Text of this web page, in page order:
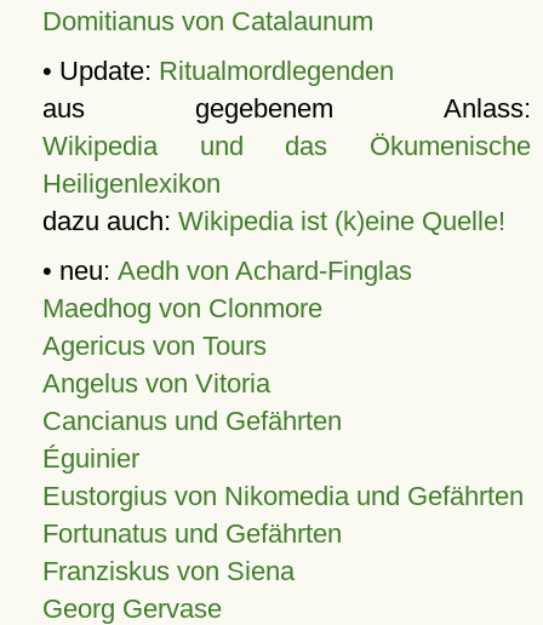
Domitianus von Catalaunum
• Update: Ritualmordlegenden
aus gegebenem Anlass:
Wikipedia und das Ökumenische
Heiligenlexikon
dazu auch: Wikipedia ist (k)eine Quelle!
• neu: Aedh von Achard-Finglas
Maedhog von Clonmore
Agericus von Tours
Angelus von Vitoria
Cancianus und Gefährten
Éguinier
Eustorgius von Nikomedia und Gefährten
Fortunatus und Gefährten
Franziskus von Siena
Georg Gervase